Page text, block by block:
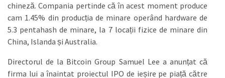
chineză. Compania pertinde că în acest moment produce
cam 1.45% din producția de minare operând hardware de
5.3 pentahash de minare, la 7 locații fizice de minare din
China, Islanda și Australia.
Directorul de la Bitcoin Group Samuel Lee a anunțat că
firma lui a înaintat proiectul IPO de ieșire pe piață către